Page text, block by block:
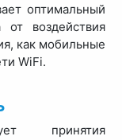
оптимальный
воздействия
как мобильные
WiFi.
принятия